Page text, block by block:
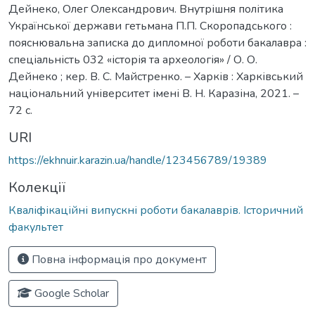
Дейнеко, Олег Олександрович. Внутрішня політика
Української держави гетьмана П.П. Скоропадського :
пояснювальна записка до дипломної роботи бакалавра :
спеціальність 032 «історія та археологія» / О. О.
Дейнеко ; кер. В. С. Майстренко. – Харків : Харківський
національний університет імені В. Н. Каразіна, 2021. –
72 с.
URI
https://ekhnuir.karazin.ua/handle/123456789/19389
Колекції
Кваліфікаційні випускні роботи бакалаврів. Історичний
факультет
Повна інформація про документ
Google Scholar